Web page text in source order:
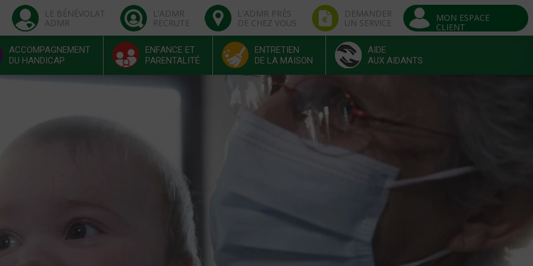
LE BÉNÉVOLAT
ADMR
L'ADMR
RECRUTE
L'ADMR PRÈS
DE CHEZ VOUS
DEMANDER
UN SERVICE
MON ESPACE
CLIENT
ACCOMPAGNEMENT
DU HANDICAP
ENFANCE ET
PARENTALITÉ
ENTRETIEN
DE LA MAISON
AIDE
AUX AIDANTS